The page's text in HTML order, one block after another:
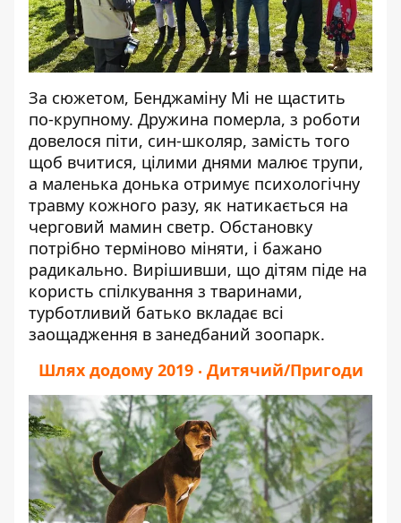
За сюжетом, Бенджаміну Мі не щастить
по-крупному. Дружина померла, з роботи
довелося піти, син-школяр, замість того
щоб вчитися, цілими днями малює трупи,
а маленька донька отримує психологічну
травму кожного разу, як натикається на
черговий мамин светр. Обстановку
потрібно терміново міняти, і бажано
радикально. Вирішивши, що дітям піде на
користь спілкування з тваринами,
турботливий батько вкладає всі
заощадження в занедбаний зоопарк.
Шлях додому 2019 ‧ Дитячий/Пригоди